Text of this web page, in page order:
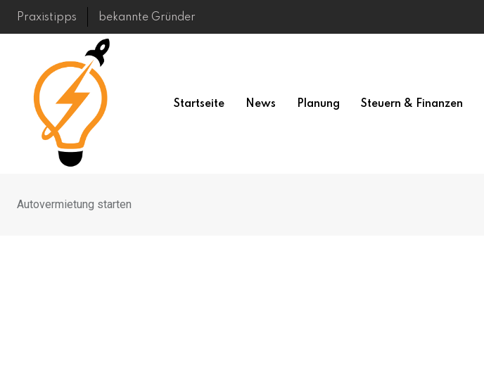
Skip
Praxistipps bekannte Gründer
Startseite News Planung Steuern & Finanzen
Autovermietung starten